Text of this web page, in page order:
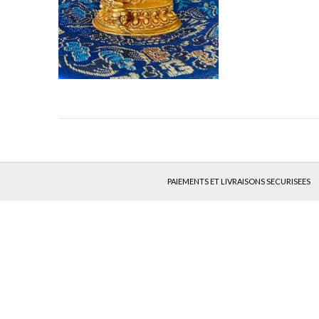
PAIEMENTS ET LIVRAISONS SECURISEES